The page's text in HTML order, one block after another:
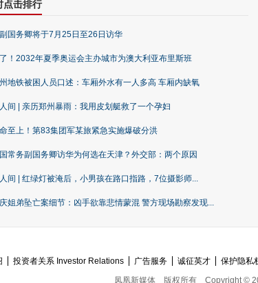
点击排行
国务卿将于7月25日至26日访华
！2032年夏季奥运会主办城市为澳大利亚布里斯班
地铁被困人员口述：车厢外水有一人多高 车厢内缺氧
间 | 亲历郑州暴雨：我用皮划艇救了一个孕妇
至上！第83集团军某旅紧急实施爆破分洪
常务副国务卿访华为何选在天津？外交部：两个原因
间 | 红绿灯被淹后，小男孩在路口指路，7位摄影师...
姐弟坠亡案细节：凶手欲靠悲情蒙混 警方现场勘察发现...
投资者关系 Investor Relations 广告服务 诚征英才 保护隐私
凤凰新媒体
版权所有 Copyright ©